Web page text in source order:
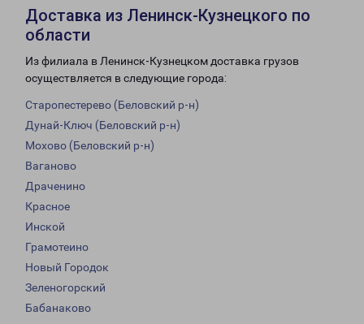
Доставка из Ленинск-Кузнецкого по
области
Из филиала в Ленинск-Кузнецком доставка грузов
осуществляется в следующие города:
Старопестерево (Беловский р-н)
Дунай-Ключ (Беловский р-н)
Мохово (Беловский р-н)
Ваганово
Драченино
Красное
Инской
Грамотеино
Новый Городок
Зеленогорский
Бабанаково